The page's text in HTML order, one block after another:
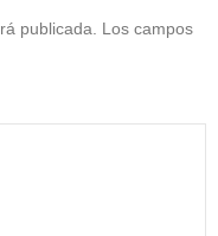
publicada.
Los campos